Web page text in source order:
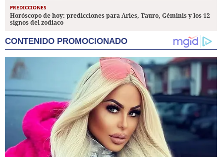
PREDICCIONES
Horóscopo de hoy: predicciones para Aries, Tauro, Géminis y los 12
signos del zodiaco
CONTENIDO PROMOCIONADO